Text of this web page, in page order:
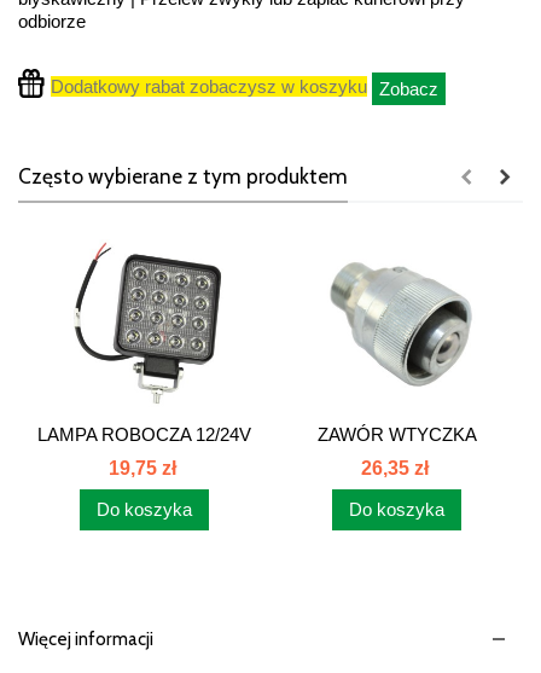
odbiorze
Dodatkowy rabat zobaczysz w koszyku Zobacz
Często wybierane z tym produktem
LAMPA ROBOCZA 12/24V
16 LEDOWA...
19,75 zł
Do koszyka
ZAWÓR WTYCZKA
M22x1,5...
26,35 zł
Do koszyka
Więcej informacji